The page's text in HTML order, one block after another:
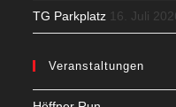
TG Parkplatz 16. Juli
Veranstaltungen